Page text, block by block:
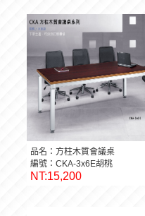
品名：方柱木質會議桌
編號：CKA-3x6E胡桃
NT:15,200